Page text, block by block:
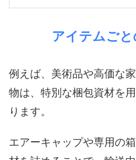
アイテムご
例えば、美術品や高価な
物は、特別な梱包資材を
ります。
エアーキャップや専用の